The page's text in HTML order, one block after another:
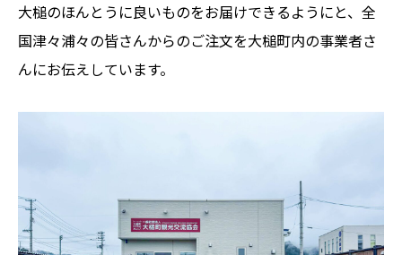
大槌のほんとうに良いものをお届けできるようにと、全
国津々浦々の皆さんからのご注文を大槌町内の事業者さ
んにお伝えしています。